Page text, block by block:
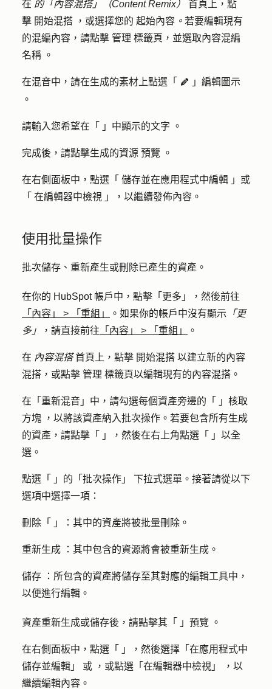
在 的「內容混搭」（Content Remix） 首頁上，點
擊 開始混搭 ，或選擇您的 起始內容 。 若要編輯現有
的混編內容，請點擊 管理 標籤頁，並選取內容混編
名稱 。
在混音中，請在生成的素材上點選「 editIcon 」 編輯圖示
。
請輸入您希望在「 」中顯示的文字 。
完成後，請點擊生成的資源 預覽 。
在右側面板中，點選「 儲存並在應用程式中編輯 」或
「 在編輯器中檢視 」，以繼續發佈內容。
使用批量操作
批次儲存、重新產生或刪除已產生的資產。
在你的 HubSpot 帳戶中，點擊 「更多」
，然後前往
「內容」
> 「重組」 。如果你的帳戶中沒有顯示 「更
多」
，請直接前往 「內容」 > 「重組」 。
在 內容混搭首頁上，點擊 開始混搭 以建立新的內容
混搭，或點擊 管理 標籤頁以編輯現有的內容混搭。
在「重新混音」中，請勾選每個資產旁邊的「
」核取
方塊 ，以將該資產納入批次操作。若要包含所有生成
的資產，請點擊「
」，然後在右上角點選「
」以全
選。
點選「 」的「批次操作」
下拉式選單。接著請從以下
選項中選擇一項：
刪除「 」：其中的資產將被批量刪除。
重新生成 ：其中包含的資源將會被重新生成。
儲存 ：所包含的資產將儲存至其對應的編輯工具中，
以便進行編輯。
資產重新生成或儲存後，請點擊其「 」預覽 。
在右側面板中，點選「
」，然後選擇「在應用程式中
儲存並編輯」
或 ，或點選「在編輯器中檢視」
，以
繼續編輯內容。